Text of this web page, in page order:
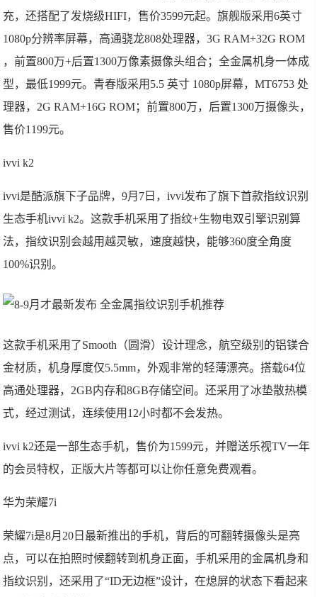
充，还搭配了发烧级HIFI，售价3599元起。旗舰版采用6英寸
1080p分辨率屏幕，高通骁龙808处理器，3G RAM+32G ROM
，前置800万+后置1300万像素摄像头组合；全金属机身一体成
型，最低1999元。青春版采用5.5 英寸 1080p屏幕，MT6753 处
理器，2G RAM+16G ROM；前置800万，后置1300万摄像头，
售价1199元。
ivvi k2
ivvi是酷派旗下子品牌，9月7日，ivvi发布了旗下首款指纹识别
生态手机ivvi k2。这款手机采用了指纹+生物电双引擎识别算
法，指纹识别会越用越灵敏，速度越快，能够360度全角度
100%识别。
这款手机采用了Smooth（圆滑）设计理念，航空级别的铝镁合
金材质，机身厚度仅5.5mm，外观非常的轻薄漂亮。搭载64位
高通处理器，2GB内存和8GB存储空间。还采用了冰垫散热模
式，经过测试，连续使用12小时都不会发热。
ivvi k2还是一部生态手机，售价为1599元，并赠送乐视TV一年
的会员特权，正版大片等都可以让你任意免费观看。
华为荣耀7i
荣耀7i是8月20日最新推出的手机，背后的可翻转摄像头是亮
点，可以在拍照时候翻转到机身正面，手机采用的金属机身和
指纹识别，还采用了“ID无边框”设计，在熄屏的状态下看起来